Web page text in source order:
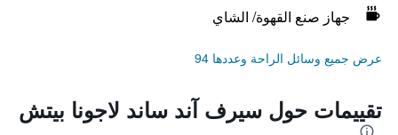
جهاز صنع القهوة/ الشاي
عرض جميع وسائل الراحة وعددها 94
تقييمات حول سيرف آند ساند لاجونا بيتش